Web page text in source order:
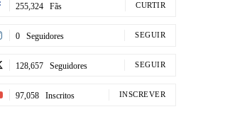
255,324 Fãs CURTIR
0 Seguidores SEGUIR
128,657 Seguidores SEGUIR
97,058 Inscritos INSCREVER